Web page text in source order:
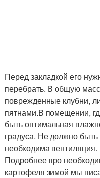
Перед закладкой его
перебрать. В общую
поврежденные клубни,
пятнами.В помещении,
быть оптимальная
градуса. Не должно
необходима вентиляция.
Подробнее про
картофеля зимой мы